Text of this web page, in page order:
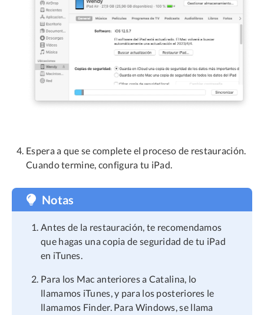
Espera a que se complete el proceso de restauración.
Cuando termine, configura tu iPad.
Notas
Antes de la restauración, te recomendamos
que hagas una copia de seguridad de tu iPad
en iTunes.
Para los Mac anteriores a Catalina, lo
llamamos iTunes, y para los posteriores le
llamamos Finder. Para Windows, se llama